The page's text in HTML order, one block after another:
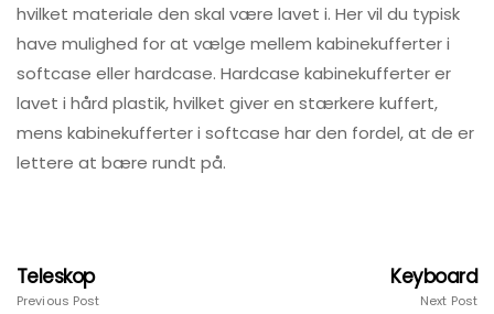
hvilket materiale den skal være lavet i. Her vil du typisk
have mulighed for at vælge mellem kabinekufferter i
softcase eller hardcase. Hardcase kabinekufferter er
lavet i hård plastik, hvilket giver en stærkere kuffert,
mens kabinekufferter i softcase har den fordel, at de er
lettere at bære rundt på.
Teleskop
Previous Post
Keyboard
Next Post